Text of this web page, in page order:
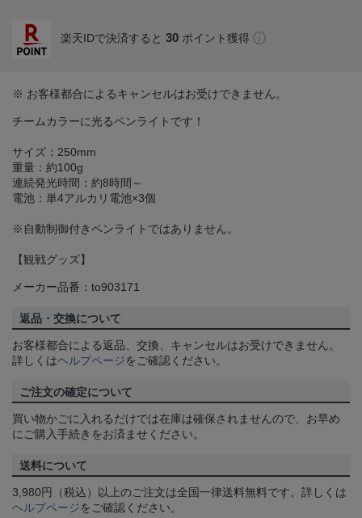
楽天IDで決済すると 30 ポイント獲得
※ お客様都合によるキャンセルはお受けできません。
チームカラーに光るペンライトです！
サイズ：250mm
重量：約100g
連続発光時間：約8時間～
電池：単4アルカリ電池×3個
※自動制御付きペンライトではありません。
【観戦グッズ】
メーカー品番：to903171
返品・交換について
お客様都合による返品、交換、キャンセルはお受けできません。
詳しくはヘルプページをご確認ください。
ご注文の確定について
買い物かごに入れるだけでは在庫は確保されませんので、お早め
にご購入手続きをお済ませください。
送料について
3,980円（税込）以上のご注文は全国一律送料無料です。詳しくは
ヘルプページをご確認ください。